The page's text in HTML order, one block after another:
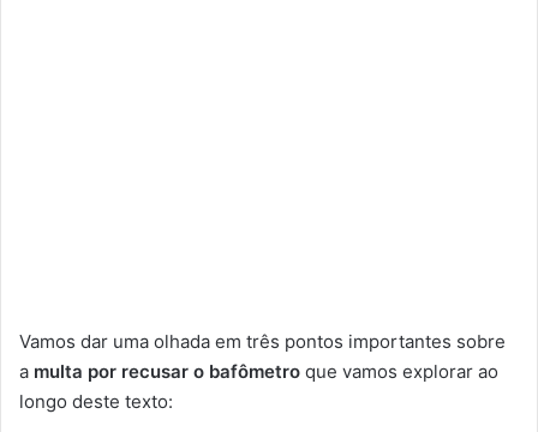
Vamos dar uma olhada em três pontos importantes sobre
a multa por recusar o bafômetro que vamos explorar ao
longo deste texto: